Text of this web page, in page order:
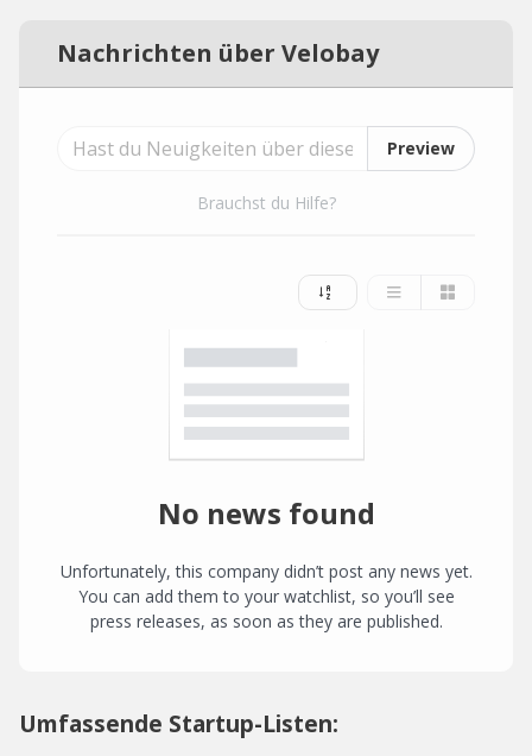
Nachrichten über Velobay
Preview
Brauchst du Hilfe?
No news found
Unfortunately, this company didn’t post any news yet.
You can add them to your watchlist, so you’ll see
press releases, as soon as they are published.
Umfassende Startup-Listen: